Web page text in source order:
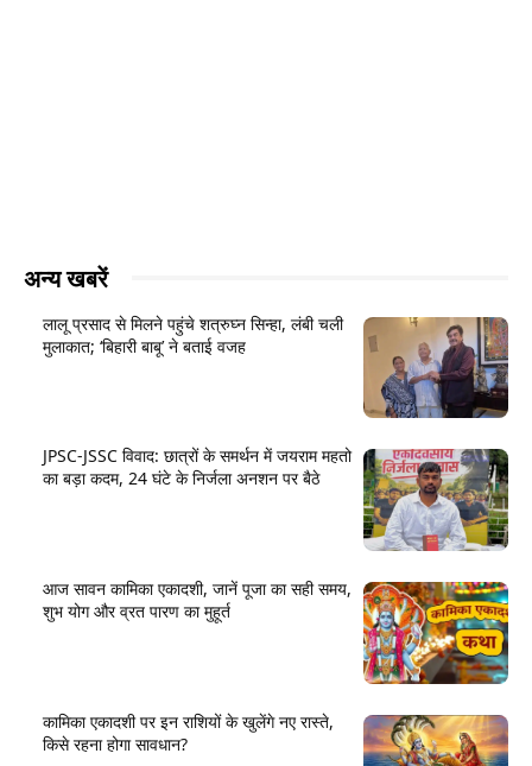
अन्य खबरें
लालू प्रसाद से मिलने पहुंचे शत्रुघ्न सिन्हा, लंबी चली
मुलाकात; ‘बिहारी बाबू’ ने बताई वजह
JPSC-JSSC विवाद: छात्रों के समर्थन में जयराम महतो
का बड़ा कदम, 24 घंटे के निर्जला अनशन पर बैठे
आज सावन कामिका एकादशी, जानें पूजा का सही समय,
शुभ योग और व्रत पारण का मुहूर्त
कामिका एकादशी पर इन राशियों के खुलेंगे नए रास्ते,
किसे रहना होगा सावधान?